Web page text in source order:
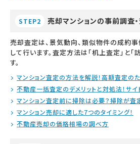
STEP2 売却マンションの事前調査
売却査定は、景気動向、類似物件の成約事
して行います。査定方法は「机上査定」と
す。
マンション査定の方法を解説！高額査定の
不動産一括査定のデメリットと対処法！サ
マンション査定前に掃除は必要？掃除が査
マンション売却に適した7つのタイミング！
不動産売却の価格相場の調べ方